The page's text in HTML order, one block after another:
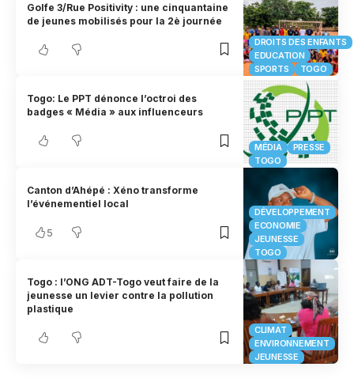
DROITS DES ENFANTS
EDUCATION
SPORTS
TOGO
Golfe 3/Rue Positivity : une cinquantaine
de jeunes mobilisés pour la 2è journée
MÉDIA
PRESSE
TOGO
Togo: Le PPT dénonce l’octroi des
badges « Média » aux influenceurs
DÉVELOPPEMENT
ECONOMIE
JEUNESSE
TOGO
Canton d’Ahépé : Xéno transforme
l’événementiel local
5
CLIMAT
ENVIRONNEMENT
JEUNESSE
Togo : l’ONG ADT-Togo veut faire de la
jeunesse un levier contre la pollution
plastique